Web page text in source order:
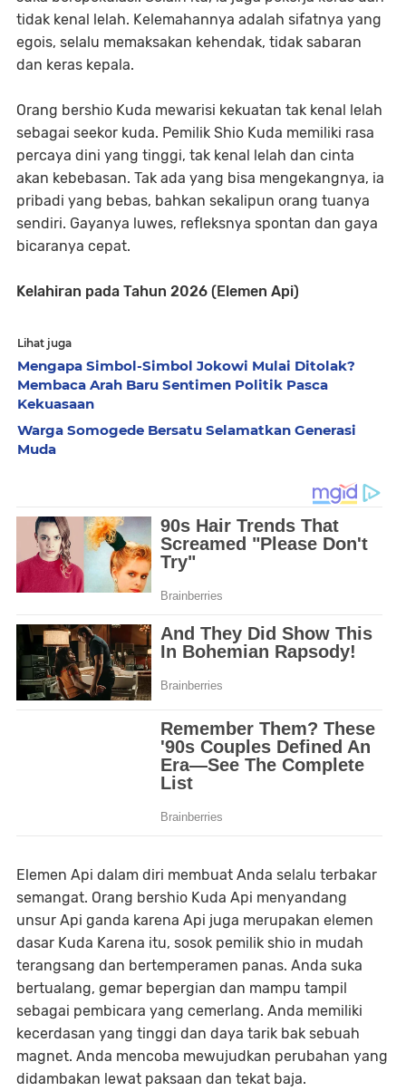
tidak kenal lelah. Kelemahannya adalah sifatnya yang
egois, selalu memaksakan kehendak, tidak sabaran
dan keras kepala.
Orang bershio Kuda mewarisi kekuatan tak kenal lelah
sebagai seekor kuda. Pemilik Shio Kuda memiliki rasa
percaya dini yang tinggi, tak kenal lelah dan cinta
akan kebebasan. Tak ada yang bisa mengekangnya, ia
pribadi yang bebas, bahkan sekalipun orang tuanya
sendiri. Gayanya luwes, refleksnya spontan dan gaya
bicaranya cepat.
Kelahiran pada Tahun 2026 (Elemen Api)
Lihat juga
Mengapa Simbol-Simbol Jokowi Mulai Ditolak?
Membaca Arah Baru Sentimen Politik Pasca
Kekuasaan
Warga Somogede Bersatu Selamatkan Generasi
Muda
Elemen Api dalam diri membuat Anda selalu terbakar
semangat. Orang bershio Kuda Api menyandang
unsur Api ganda karena Api juga merupakan elemen
dasar Kuda Karena itu, sosok pemilik shio in mudah
terangsang dan bertemperamen panas. Anda suka
bertualang, gemar bepergian dan mampu tampil
sebagai pembicara yang cemerlang. Anda memiliki
kecerdasan yang tinggi dan daya tarik bak sebuah
magnet. Anda mencoba mewujudkan perubahan yang
didambakan lewat paksaan dan tekat baja.